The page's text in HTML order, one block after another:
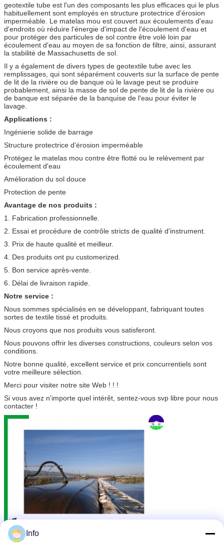
geotextile tube est l'un des composants les plus efficaces qui le plus
habituellement sont employés en structure protectrice d'érosion
imperméable. Le matelas mou est couvert aux écoulements d'eau
d'endroits où réduire l'énergie d'impact de l'écoulement d'eau et
pour protéger des particules de sol contre être volé loin par
écoulement d'eau au moyen de sa fonction de filtre, ainsi, assurant
la stabilité de Massachusetts de sol.
Il y a également de divers types de geotextile tube avec les
remplissages, qui sont séparément couverts sur la surface de pente
de lit de la rivière ou de banque où le lavage peut se produire
probablement, ainsi la masse de sol de pente de lit de la rivière ou
de banque est séparée de la banquise de l'eau pour éviter le
lavage.
Applications :
Ingénierie solide de barrage
Structure protectrice d'érosion imperméable
Protégez le matelas mou contre être flotté ou le relèvement par
écoulement d'eau
Amélioration du sol douce
Protection de pente
Avantage de nos produits :
1. Fabrication professionnelle.
2. Essai et procédure de contrôle stricts de qualité d'instrument.
3. Prix de haute qualité et meilleur.
4. Des produits ont pu customerized.
5. Bon service après-vente.
6. Délai de livraison rapide.
Notre service :
Nous sommes spécialisés en se développant, fabriquant toutes
sortes de textile tissé et produits.
Nous croyons que nos produits vous satisferont.
Nous pouvons offrir les diverses constructions, couleurs selon vos
conditions.
Notre bonne qualité, excellent service et prix concurrentiels sont
votre meilleure sélection.
Merci pour visiter notre site Web ! ! !
Si vous avez n'importe quel intérêt, sentez-vous svp libre pour nous
contacter !
Info